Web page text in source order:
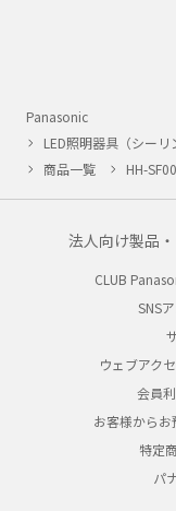
Panasonic
LED照明器具（シーリ
商品一覧
HH-
法人向け製品
CLUB
SNS
ウェブアク
会員
お客様から
特定
パ